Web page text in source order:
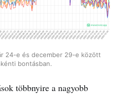
24-e és december 29-e között
bontásban.
többnyire a nagyobb